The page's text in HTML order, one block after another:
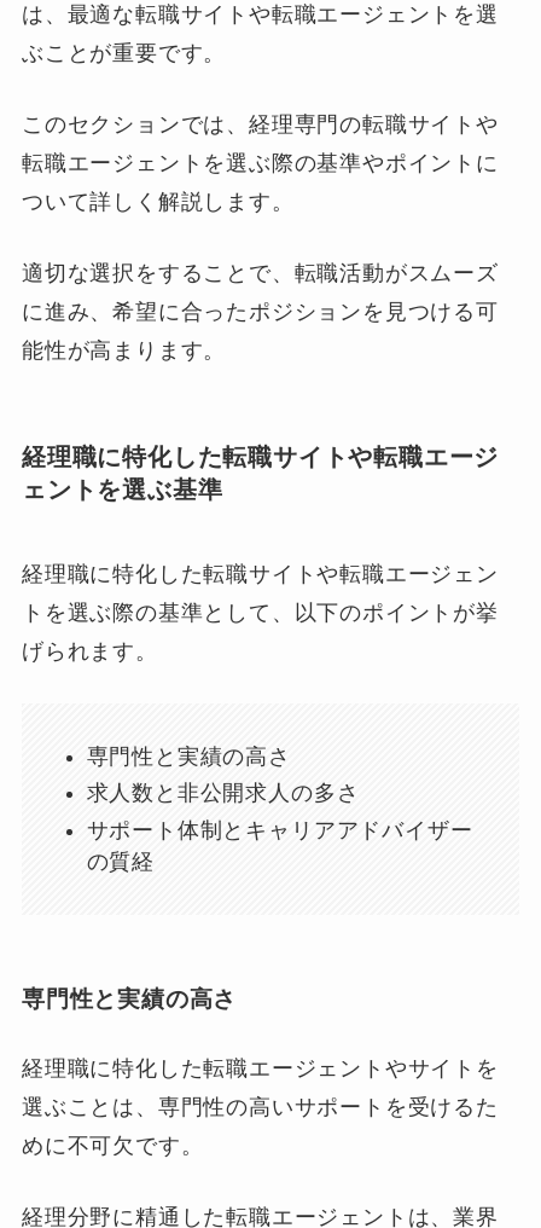
は、最適な転職サイトや転職エージェントを選
ぶことが重要です。
このセクションでは、経理専門の転職サイトや
転職エージェントを選ぶ際の基準やポイントに
ついて詳しく解説します。
適切な選択をすることで、転職活動がスムーズ
に進み、希望に合ったポジションを見つける可
能性が高まります。
経理職に特化した転職サイトや転職エージ
ェントを選ぶ基準
経理職に特化した転職サイトや転職エージェン
トを選ぶ際の基準として、以下のポイントが挙
げられます。
専門性と実績の高さ
求人数と非公開求人の多さ
サポート体制とキャリアアドバイザー
の質経
専門性と実績の高さ
経理職に特化した転職エージェントやサイトを
選ぶことは、専門性の高いサポートを受けるた
めに不可欠です。
経理分野に精通した転職エージェントは、業界